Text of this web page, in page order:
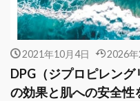
2021年10月4日 2026
DPG（ジプロピレン
の効果と肌への安全性